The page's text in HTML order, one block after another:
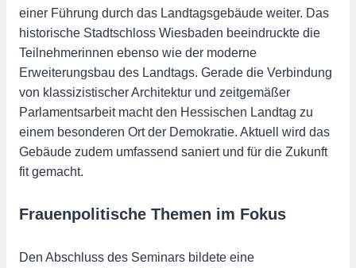
einer Führung durch das Landtagsgebäude weiter. Das
historische Stadtschloss Wiesbaden beeindruckte die
Teilnehmerinnen ebenso wie der moderne
Erweiterungsbau des Landtags. Gerade die Verbindung
von klassizistischer Architektur und zeitgemäßer
Parlamentsarbeit macht den Hessischen Landtag zu
einem besonderen Ort der Demokratie. Aktuell wird das
Gebäude zudem umfassend saniert und für die Zukunft
fit gemacht.
Frauenpolitische Themen im Fokus
Den Abschluss des Seminars bildete eine